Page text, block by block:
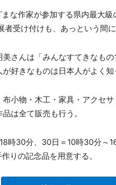
な作家が参加する県内最大級
受け付けも、あっという間に
さんは「みんなすてきなも
好きなものは日本人がよく知
小物・木工・家具・アクセ
は全て販売も行う。
時30分、30日＝10時30分～
りの記念品を用意する。